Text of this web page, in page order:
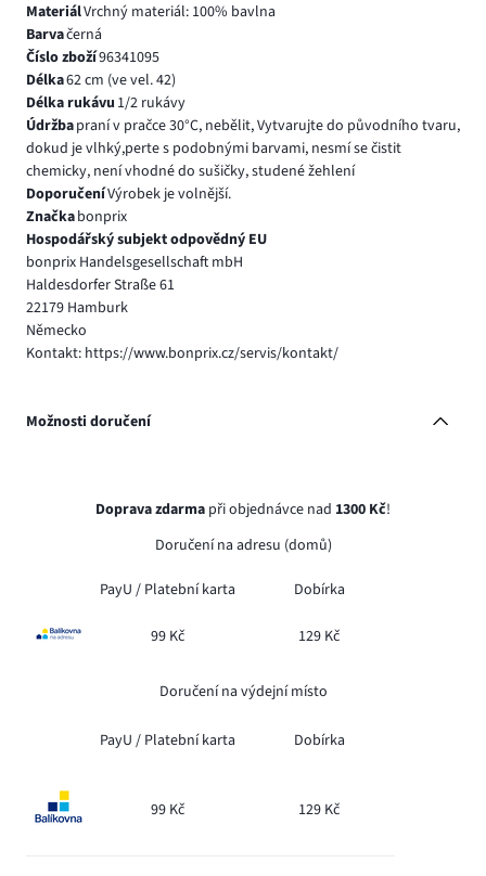
MateriálVrchný materiál: 100% bavlna
Barvačerná
Číslo zboží96341095
Délka62 cm (ve vel. 42)
Délka rukávu 1/2 rukávy
Údržbapraní v pračce 30°C, nebělit, Vytvarujte do původního tvaru,
dokud je vlhký,perte s podobnými barvami, nesmí se čistit
chemicky, není vhodné do sušičky, studené žehlení
DoporučeníVýrobek je volnější.
Značkabonprix
Hospodářský subjekt odpovědný EU
bonprix Handelsgesellschaft mbH
Haldesdorfer Straße 61
22179 Hamburk
Německo
Kontakt: https://www.bonprix.cz/servis/kontakt/
Možnosti doručení
Doprava zdarma při objednávce nad 1300 Kč!
Doručení na adresu (domů)
PayU / Platební karta Dobírka
99 Kč 129 Kč
Doručení na výdejní místo
PayU / Platební karta Dobírka
99 Kč 129 Kč